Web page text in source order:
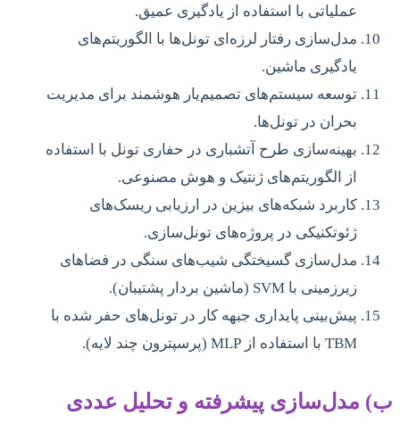
عملیاتی با استفاده از یادگیری عمیق.
مدل‌سازی رفتار لرزه‌ای تونل‌ها با الگوریتم‌های
یادگیری ماشین.
توسعه سیستم‌های تصمیم‌یار هوشمند برای مدیریت
بحران در تونل‌ها.
بهینه‌سازی طرح آتشباری در حفاری تونل با استفاده
از الگوریتم‌های ژنتیک و هوش مصنوعی.
کاربرد شبکه‌های بیزین در ارزیابی ریسک‌های
ژئوتکنیکی در پروژه‌های تونل‌سازی.
مدل‌سازی گسیختگی شیب‌های سنگی در فضاهای
زیرزمینی با SVM (ماشین بردار پشتیبان).
پیش‌بینی پایداری جبهه کار در تونل‌های حفر شده با
TBM با استفاده از MLP (پرسپترون چند لایه).
ب) مدل‌سازی پیشرفته و تحلیل عددی